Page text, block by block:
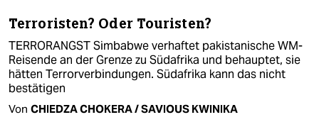
Terroristen? Oder Touristen?
TERRORANGST Simbabwe verhaftet pakistanische WM-
Reisende an der Grenze zu Südafrika und behauptet, sie
hätten Terrorverbindungen. Südafrika kann das nicht
bestätigen
Von CHIEDZA CHOKERA / SAVIOUS KWINIKA